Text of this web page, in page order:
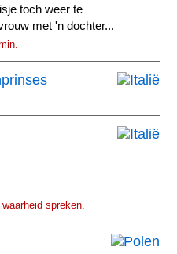
toch weer te
met 'n dochter...
spreken.